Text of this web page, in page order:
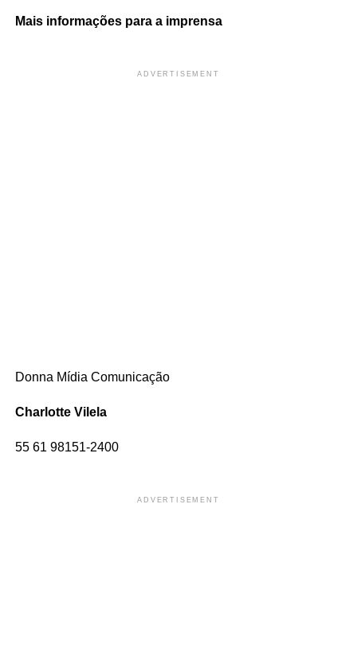
Mais informações para a imprensa
ADVERTISEMENT
Donna Mídia Comunicação
Charlotte Vilela
55 61 98151-2400
ADVERTISEMENT